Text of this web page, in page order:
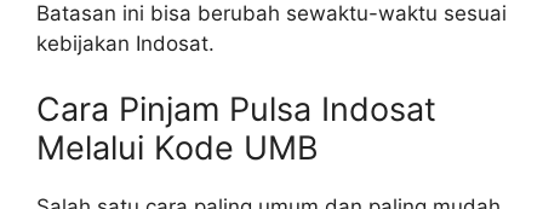
Batasan ini bisa berubah sewaktu-waktu sesuai
kebijakan Indosat.
Cara Pinjam Pulsa Indosat
Melalui Kode UMB